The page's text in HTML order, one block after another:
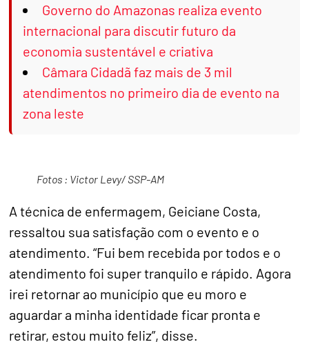
Governo do Amazonas realiza evento
internacional para discutir futuro da
economia sustentável e criativa
Câmara Cidadã faz mais de 3 mil
atendimentos no primeiro dia de evento na
zona leste
Fotos : Victor Levy/ SSP-AM
A técnica de enfermagem, Geiciane Costa,
ressaltou sua satisfação com o evento e o
atendimento. “Fui bem recebida por todos e o
atendimento foi super tranquilo e rápido. Agora
irei retornar ao município que eu moro e
aguardar a minha identidade ficar pronta e
retirar, estou muito feliz”, disse.